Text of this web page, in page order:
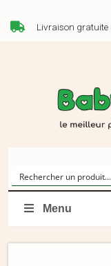
Livraison gratuite
Menu